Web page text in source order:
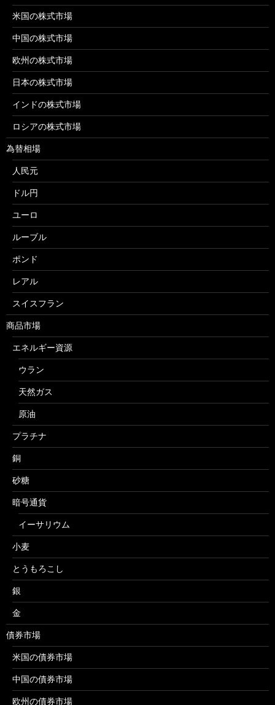
米国の株式市場
中国の株式市場
欧州の株式市場
日本の株式市場
インドの株式市場
ロシアの株式市場
為替相場
人民元
ドル円
ユーロ
ルーブル
ポンド
レアル
スイスフラン
商品市場
エネルギー資源
ウラン
天然ガス
原油
プラチナ
銅
砂糖
暗号通貨
イーサリウム
小麦
とうもろこし
銀
金
債券市場
米国の債券市場
中国の債券市場
欧州の債券市場